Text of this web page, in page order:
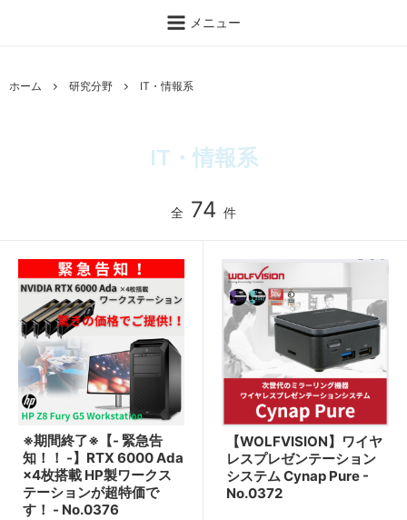
メニュー
ホーム 研究分野 IT・情報系
IT・情報系
全 74 件
※期間終了※【- 緊急告
知！！ -】RTX 6000 Ada
×4枚搭載 HP製ワークス
テーションが超特価で
す！ - No.0376
【WOLFVISION】ワイヤ
レスプレゼンテーション
システム Cynap Pure -
No.0372